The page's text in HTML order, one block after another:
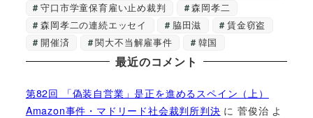
守口市学童保育雇い止め裁判
森岡孝二
森岡孝二の連続エッセイ
脇田滋
賃金窃盗
開催済
関大不当解雇事件 韓国
最近のコメント
第82回 「偽装自営業」是正を進めるスペイン（上）
Amazon事件・マドリード社会裁判所判決 に菅俊治 よ